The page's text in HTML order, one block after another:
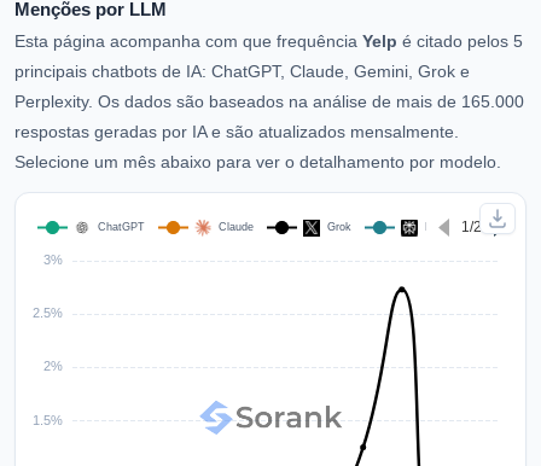
Menções por LLM
Esta página acompanha com que frequência Yelp é citado pelos 5
principais chatbots de IA: ChatGPT, Claude, Gemini, Grok e
Perplexity. Os dados são baseados na análise de mais de 165.000
respostas geradas por IA e são atualizados mensalmente.
Selecione um mês abaixo para ver o detalhamento por modelo.